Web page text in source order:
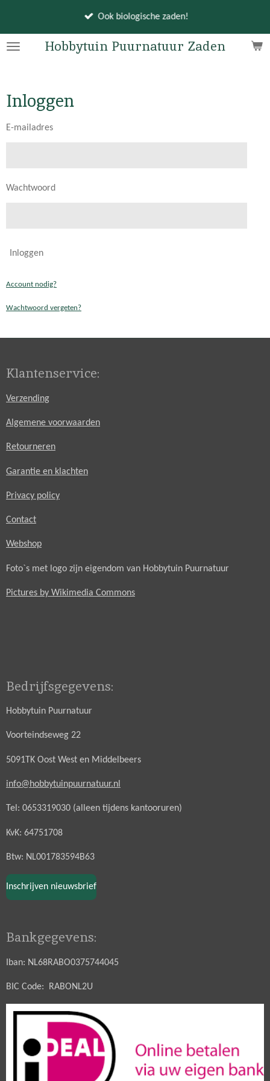
naar
Hobbytuin Puurnatuur Zaden
Ook biologische zaden!
Inloggen
E-mailadres
Wachtwoord
Inloggen
Account nodig?
Wachtwoord vergeten?
Klantenservice:
Verzending
Algemene voorwaarden
Retourneren
Garantie en klachten
Privacy policy
Contact
Webshop
Foto`s met logo zijn eigendom van Hobbytuin Puurnatuur
Pictures by Wikimedia Commons
Bedrijfsgegevens:
Hobbytuin Puurnatuur
Voorteindseweg 22
5091TK Oost West en Middelbeers
info@hobbytuinpuurnatuur.nl
Tel: 0653319030 (alleen tijdens kantooruren)
KvK: 64751708
Btw: NL001783594B63
Inschrijven nieuwsbrief
Bankgegevens:
Iban: NL68RABO0375744045
BIC Code: RABONL2U